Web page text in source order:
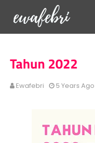
Tahun 2022
Ewafebri 5 Years Ago